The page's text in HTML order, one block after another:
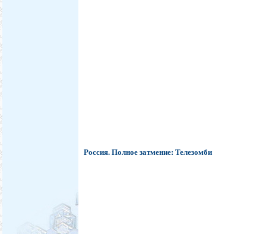
Россия. Полное затмение: Телезомби